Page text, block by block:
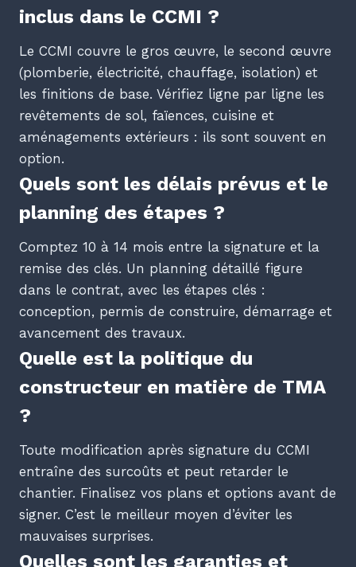
inclus dans le CCMI ?
Le CCMI couvre le gros œuvre, le second œuvre
(plomberie, électricité, chauffage, isolation) et
les finitions de base. Vérifiez ligne par ligne les
revêtements de sol, faïences, cuisine et
aménagements extérieurs : ils sont souvent en
option.
Quels sont les délais prévus et le
planning des étapes ?
Comptez 10 à 14 mois entre la signature et la
remise des clés. Un planning détaillé figure
dans le contrat, avec les étapes clés :
conception, permis de construire, démarrage et
avancement des travaux.
Quelle est la politique du
constructeur en matière de TMA
?
Toute modification après signature du CCMI
entraîne des surcoûts et peut retarder le
chantier. Finalisez vos plans et options avant de
signer. C’est le meilleur moyen d’éviter les
mauvaises surprises.
Quelles sont les garanties et